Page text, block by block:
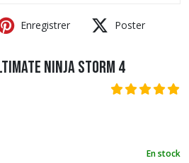
Enregistrer Poster
Ninja Storm 4
En stock